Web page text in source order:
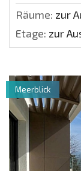
Räume: zur
Etage: zur
Meerblick